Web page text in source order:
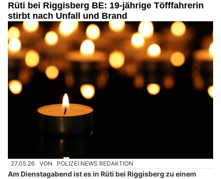
Rüti bei Riggisberg BE: 19-jährige Töfffahrerin
stirbt nach Unfall und Brand
27.05.26 VON POLIZEI.NEWS REDAKTION
Am Dienstagabend ist es in Rüti bei Riggisberg zu einem